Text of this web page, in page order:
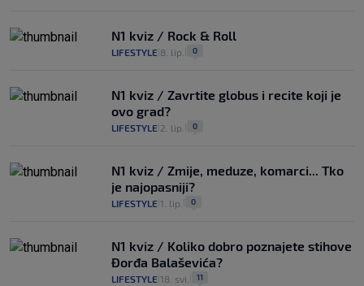
N1 kviz / Rock & Roll
LIFESTYLE 8. lip. 0
N1 kviz / Zavrtite globus i recite koji je
ovo grad?
LIFESTYLE 2. lip. 0
N1 kviz / Zmije, meduze, komarci... Tko
je najopasniji?
LIFESTYLE 1. lip. 0
N1 kviz / Koliko dobro poznajete stihove
Đorđa Balaševića?
LIFESTYLE 18. svi. 11